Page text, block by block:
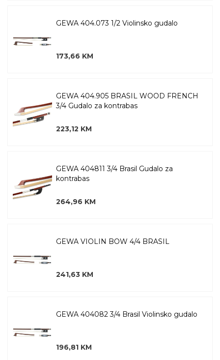
GEWA 404.073 1/2 Violinsko gudalo
173,66 KM
GEWA 404.905 BRASIL WOOD FRENCH
3/4 Gudalo za kontrabas
223,12 KM
GEWA 404811 3/4 Brasil Gudalo za
kontrabas
264,96 KM
GEWA VIOLIN BOW 4/4 BRASIL
241,63 KM
GEWA 404082 3/4 Brasil Violinsko gudalo
196,81 KM